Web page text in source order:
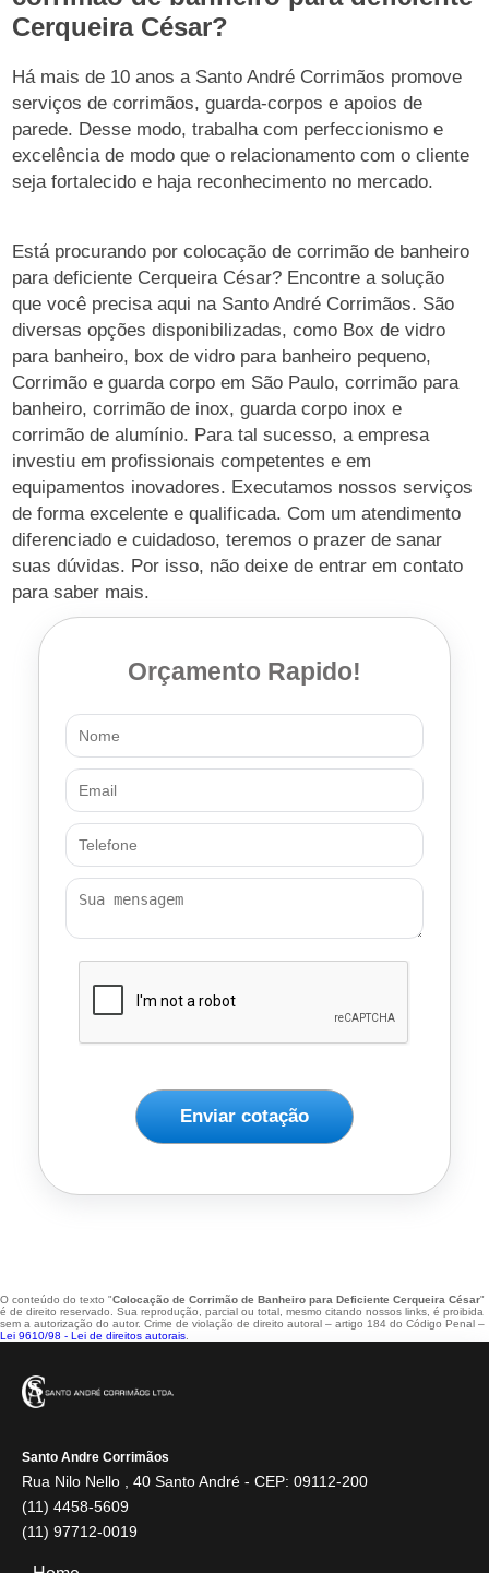
Cerqueira César?
Há mais de 10 anos a Santo André Corrimãos promove
serviços de corrimãos, guarda-corpos e apoios de
parede. Desse modo, trabalha com perfeccionismo e
excelência de modo que o relacionamento com o cliente
seja fortalecido e haja reconhecimento no mercado.
Está procurando por colocação de corrimão de banheiro
para deficiente Cerqueira César? Encontre a solução
que você precisa aqui na Santo André Corrimãos. São
diversas opções disponibilizadas, como Box de vidro
para banheiro, box de vidro para banheiro pequeno,
Corrimão e guarda corpo em São Paulo, corrimão para
banheiro, corrimão de inox, guarda corpo inox e
corrimão de alumínio. Para tal sucesso, a empresa
investiu em profissionais competentes e em
equipamentos inovadores. Executamos nossos serviços
de forma excelente e qualificada. Com um atendimento
diferenciado e cuidadoso, teremos o prazer de sanar
suas dúvidas. Por isso, não deixe de entrar em contato
para saber mais.
Orçamento Rapido!
Enviar cotação
O conteúdo do texto "Colocação de Corrimão de Banheiro para Deficiente Cerqueira César"
é de direito reservado. Sua reprodução, parcial ou total, mesmo citando nossos links, é proibida
sem a autorização do autor. Crime de violação de direito autoral – artigo 184 do Código Penal –
Lei 9610/98 - Lei de direitos autorais
Santo Andre Corrimãos
Rua Nilo Nello , 40 Santo André - CEP: 09112-200
(11) 4458-5609
(11) 97712-0019